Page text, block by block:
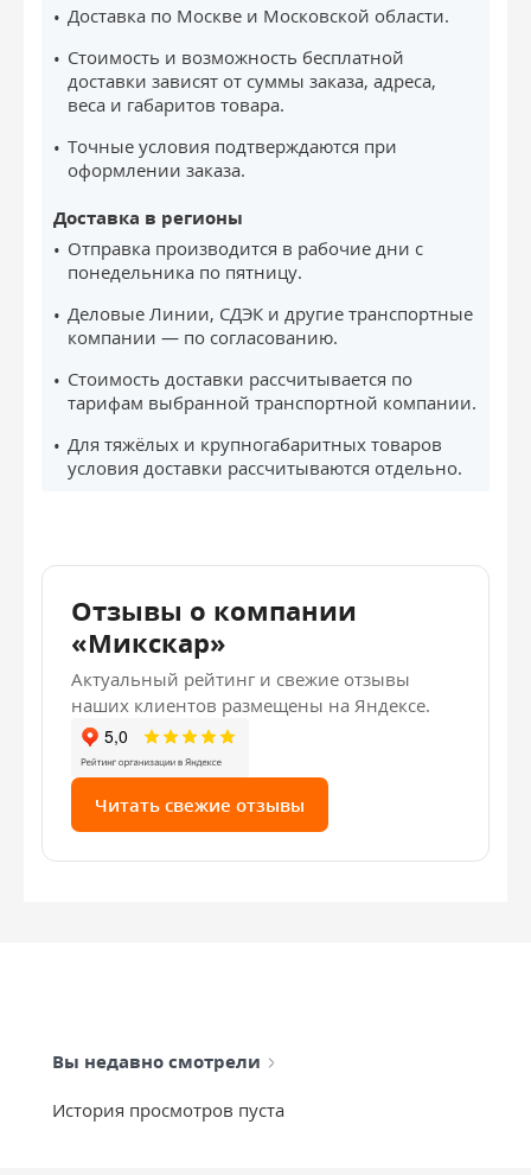
Доставка по Москве и Московской области.
Стоимость и возможность бесплатной
доставки зависят от суммы заказа, адреса,
веса и габаритов товара.
Точные условия подтверждаются при
оформлении заказа.
Доставка в регионы
Отправка производится в рабочие дни с
понедельника по пятницу.
Деловые Линии, СДЭК и другие транспортные
компании — по согласованию.
Стоимость доставки рассчитывается по
тарифам выбранной транспортной компании.
Для тяжёлых и крупногабаритных товаров
условия доставки рассчитываются отдельно.
Отзывы о компании
«Микскар»
Актуальный рейтинг и свежие отзывы
наших клиентов размещены на Яндексе.
Читать свежие отзывы
Вы недавно смотрели
История просмотров пуста